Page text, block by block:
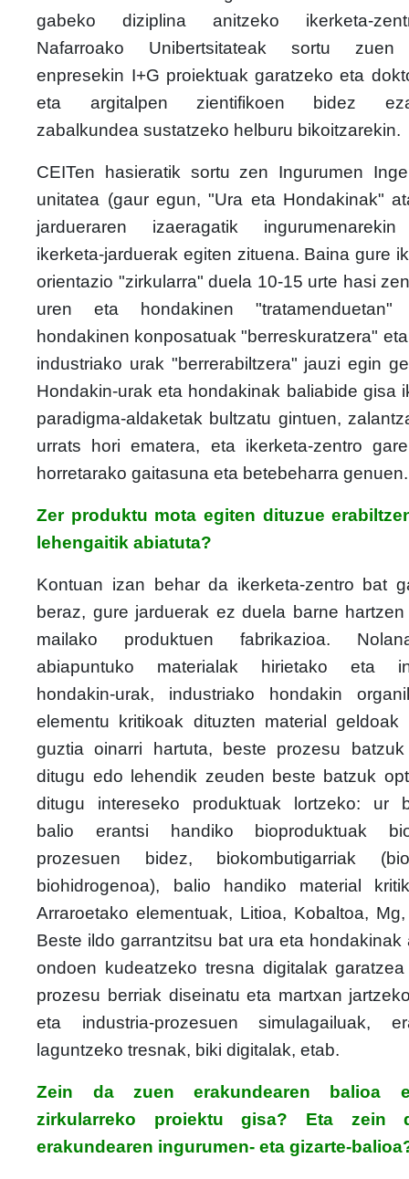
gabeko diziplina anitzeko ikerketa-
Nafarroako Unibertsitateak sortu zuen
enpresekin I+G proiektuak garatzeko eta
eta argitalpen zientifikoen bidez
zabalkundea sustatzeko helburu bikoitzarekin.
CEITen hasieratik sortu zen Ingurumen
unitatea (gaur egun, "Ura eta Hondakinak"
jardueraren izaeragatik
ikerketa-jarduerak egiten zituena. Baina gure
orientazio "zirkularra" duela 10-15 urte hasi
uren eta hondakinen "tratamenduetan"
hondakinen konposatuak "berreskuratzera"
industriako urak "berrerabiltzera" jauzi egin
Hondakin-urak eta hondakinak baliabide gisa
paradigma-aldaketak bultzatu gintuen,
urrats hori ematera, eta ikerketa-zentro
horretarako gaitasuna eta betebeharra genuen.
Zer produktu mota egiten dituzue
lehengaitik abiatuta?
Kontuan izan behar da ikerketa-zentro bat
beraz, gure jarduerak ez duela barne hartzen
mailako produktuen fabrikazioa.
abiapuntuko materialak hirietako eta
hondakin-urak, industriako hondakin
elementu kritikoak dituzten material geldoak
guztia oinarri hartuta, beste prozesu batzuk
ditugu edo lehendik zeuden beste batzuk
ditugu intereseko produktuak lortzeko: ur
balio erantsi handiko bioproduktuak
prozesuen bidez, biokombutigarriak
biohidrogenoa), balio handiko material
Arraroetako elementuak, Litioa, Kobaltoa,
Beste ildo garrantzitsu bat ura eta hondakinak
ondoen kudeatzeko tresna digitalak
prozesu berriak diseinatu eta martxan
eta industria-prozesuen simulagailuak,
laguntzeko tresnak, biki digitalak, etab.
Zein da zuen erakundearen balioa
zirkularreko proiektu gisa? Eta zein
erakundearen ingurumen- eta gizarte-